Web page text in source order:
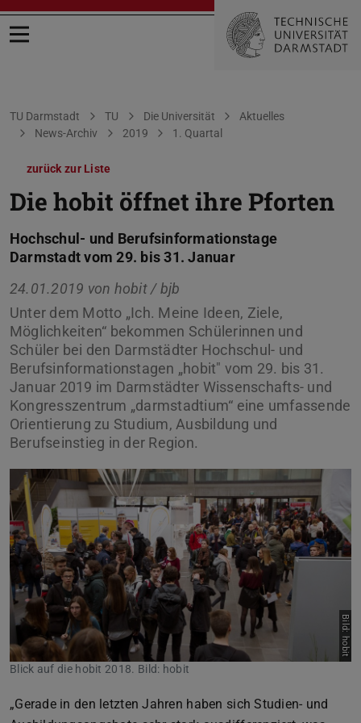
Menü öffnen
Sie befinden sich hier:
TU Darmstadt TU Die Universität
Aktuelles
News-Archiv
2019 1. Quartal
zurück zur Liste
Die hobit öffnet ihre Pforten
Hochschul- und Berufsinformationstage
Darmstadt vom 29. bis 31. Januar
24.01.2019 von hobit / bjb
Unter dem Motto „Ich. Meine Ideen, Ziele,
Möglichkeiten“ bekommen Schülerinnen und
Schüler bei den Darmstädter Hochschul- und
Berufsinformationstagen „hobit" vom 29. bis 31.
Januar 2019 im Darmstädter Wissenschafts- und
Kongresszentrum „darmstadtium“ eine umfassende
Orientierung zu Studium, Ausbildung und
Berufseinstieg in der Region.
Bild: hobit
Blick auf die hobit 2018. Bild: hobit
„Gerade in den letzten Jahren haben sich Studien- und